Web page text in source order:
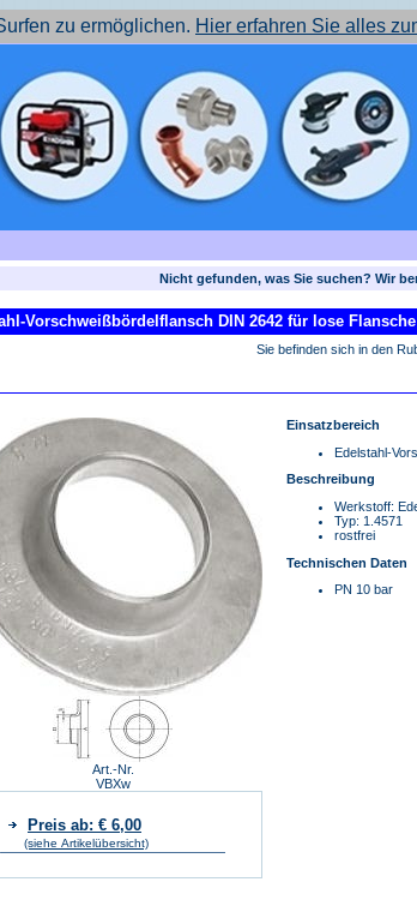
zu ermöglichen. Hier erfahren Sie alles
Nicht gefunden, was Sie suchen? Wir
Vorschweißbördelflansch DIN 2642 für lose
Sie befinden sich in den
Art.-Nr.
VBXw
Preis ab: € 6,00
(siehe Artikelübersicht)
Einsatzbereich
Edelstahl-
Beschreibung
Werkstoff:
Typ: 1.4571
rostfrei
Technischen Daten
PN 10 bar